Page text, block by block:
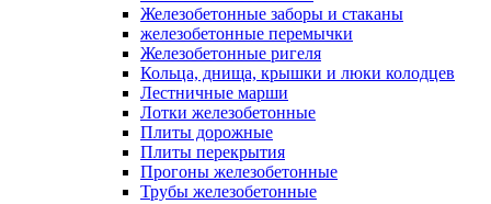
Железобетонные заборы и стаканы
железобетонные перемычки
Железобетонные ригеля
Кольца, днища, крышки и люки колодцев
Лестничные марши
Лотки железобетонные
Плиты дорожные
Плиты перекрытия
Прогоны железобетонные
Трубы железобетонные